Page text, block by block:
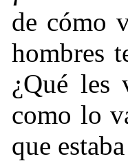
de cómo
hombres
¿Qué les
como lo
que